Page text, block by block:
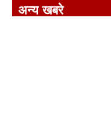
अन्य खबरे